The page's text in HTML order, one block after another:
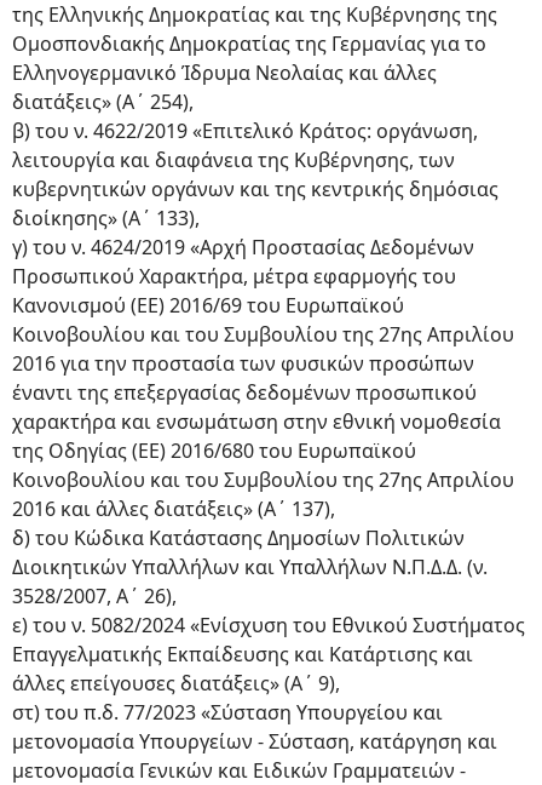
της Ελληνικής Δημοκρατίας και της Κυβέρνησης της
Ομοσπονδιακής Δημοκρατίας της Γερμανίας για το
Ελληνογερμανικό Ίδρυμα Νεολαίας και άλλες
διατάξεις» (Α΄ 254),
β) του ν. 4622/2019 «Επιτελικό Κράτος: οργάνωση,
λειτουργία και διαφάνεια της Κυβέρνησης, των
κυβερνητικών οργάνων και της κεντρικής δημόσιας
διοίκησης» (Α΄ 133),
γ) του ν. 4624/2019 «Αρχή Προστασίας Δεδομένων
Προσωπικού Χαρακτήρα, μέτρα εφαρμογής του
Κανονισμού (ΕΕ) 2016/69 του Ευρωπαϊκού
Κοινοβουλίου και του Συμβουλίου της 27ης Απριλίου
2016 για την προστασία των φυσικών προσώπων
έναντι της επεξεργασίας δεδομένων προσωπικού
χαρακτήρα και ενσωμάτωση στην εθνική νομοθεσία
της Οδηγίας (ΕΕ) 2016/680 του Ευρωπαϊκού
Κοινοβουλίου και του Συμβουλίου της 27ης Απριλίου
2016 και άλλες διατάξεις» (Α΄ 137),
δ) του Κώδικα Κατάστασης Δημοσίων Πολιτικών
Διοικητικών Υπαλλήλων και Υπαλλήλων Ν.Π.Δ.Δ. (ν.
3528/2007, Α΄ 26),
ε) του ν. 5082/2024 «Ενίσχυση του Εθνικού Συστήματος
Επαγγελματικής Εκπαίδευσης και Κατάρτισης και
άλλες επείγουσες διατάξεις» (Α΄ 9),
στ) του π.δ. 77/2023 «Σύσταση Υπουργείου και
μετονομασία Υπουργείων - Σύσταση, κατάργηση και
μετονομασία Γενικών και Ειδικών Γραμματειών -